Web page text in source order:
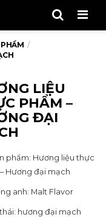
PHẨM
LIỆU
PHẨM –
ĐẠI
phẩm: Hương liệu thực
Hương đại mạch
anh: Malt Flavor
hương đại mạch